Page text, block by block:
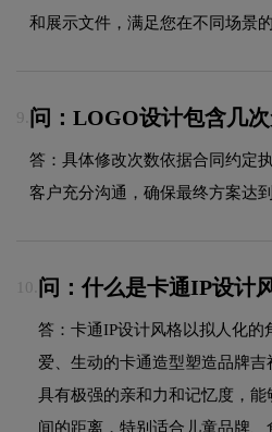
和展示文件，满足您在不同场景
9. 问：LOGO设计包含几
答：具体修改次数依据合同约定
客户充分沟通，确保最终方案达
10. 问：什么是卡通IP设计
答：卡通IP设计风格以拟人化的
爱、生动的卡通造型塑造品牌
具有极强的亲和力和记忆度，
间的距离，特别适合儿童品牌